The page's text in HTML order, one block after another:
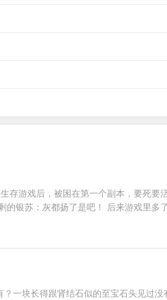
存游戏后，被困在第一个副本，要死
银苏：灰都扬了是吧！ 后来游戏里多
一块长得跟肾结石似的至宝石头见过没